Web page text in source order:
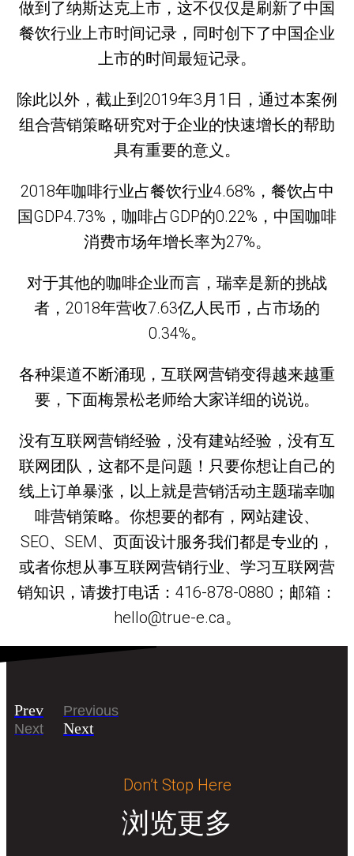
做到了纳斯达克上市，这不仅仅是刷新了中国
餐饮行业上市时间记录，同时创下了中国企业
上市的时间最短记录。
除此以外，截止到2019年3月1日，通过本案例
组合营销策略研究对于企业的快速增长的帮助
具有重要的意义。
2018年咖啡行业占餐饮行业4.68%，餐饮占中
国GDP4.73%，咖啡占GDP的0.22%，中国咖啡
消费市场年增长率为27%。
对于其他的咖啡企业而言，瑞幸是新的挑战
者，2018年营收7.63亿人民币，占市场的
0.34%。
各种渠道不断涌现，互联网营销变得越来越重
要，下面梅景松老师给大家详细的说说。
没有互联网营销经验，没有建站经验，没有互
联网团队，这都不是问题！只要你想让自己的
线上订单暴涨，以上就是营销活动主题瑞幸咖
啡营销策略。你想要的都有，网站建设、
SEO、SEM、页面设计服务我们都是专业的，
或者你想从事互联网营销行业、学习互联网营
销知识，请拨打电话：416-878-0880；邮箱：
hello@true-e.ca。
Prev
Previous
Next
Next
Don’t Stop Here
浏览更多